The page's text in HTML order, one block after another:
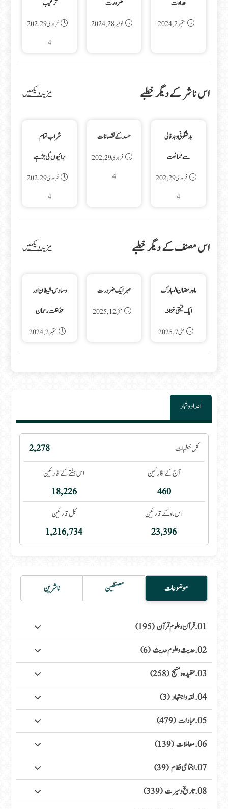
عداوت
ستمبر 2, 2024
ضرورت
نومبر 28, 2024
ترغیب
فروری 29, 202
4
اس ناشر کے دیگر خطبے مزید دیکھیں
بدشگونی و بدفالی
سے ممانعت
فروری 29, 202
4
حسد کے نقصانات
فروری 29, 202
4
شراب تمام
برائیوں کی جڑ ہے
فروری 29, 202
4
اس مصنف کے دیگر خطبے مزید دیکھیں
ماہ رمضان المبارک
ایک قیمتی خزانہ
مئی 7, 2025
صبر ایک ضرورت
مئی 12, 2025
وساوس شیطان اور
حفاظت رحمان
ستمبر 2, 2024
اعداد و شمار
کل خطبات
2,278
آج کے قارئین
460
اس ہفتے کے قارئین
18,226
اس ماہ کے قارئین
23,396
کل قارئین
1,216,734
موضوعات مصنفین ناشرین
01. قرآن وعلوم قرآن (195)
02. حدیث وعلوم حدیث (6)
03. عقیدہ ومنہج (258)
04. فقہ واجتہاد (3)
05. عبادات (479)
06. معاملات (139)
07. اجتماعی نظام (39)
08. تاریخ وسیرت (339)